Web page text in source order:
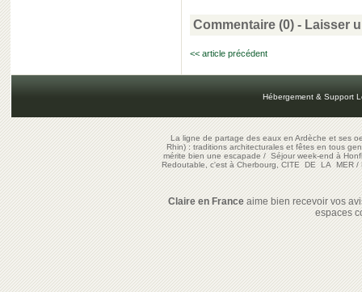
Commentaire (0) - Laisser
<< article précédent
Hébergement & Support
La ligne de partage des eaux en Ardèche et ses
Rhin) : traditions architecturales et fêtes en tous
mérite bien une escapade/Séjour week-end à
Redoutable, c'est à Cherbourg, CITE DE LA MER/
Claire en Franceaime bien recevoir vos
espaces